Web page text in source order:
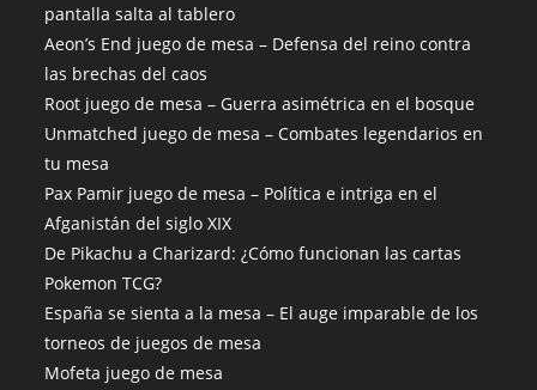
pantalla salta al tablero
Aeon’s End juego de mesa – Defensa del reino contra
las brechas del caos
Root juego de mesa – Guerra asimétrica en el bosque
Unmatched juego de mesa – Combates legendarios en
tu mesa
Pax Pamir juego de mesa – Política e intriga en el
Afganistán del siglo XIX
De Pikachu a Charizard: ¿Cómo funcionan las cartas
Pokemon TCG?
España se sienta a la mesa – El auge imparable de los
torneos de juegos de mesa
Mofeta juego de mesa